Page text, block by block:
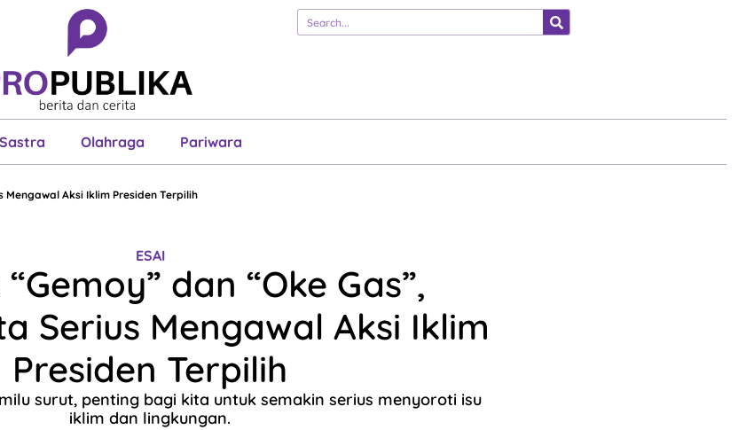
Sastra Olahraga Pariwara
Cerita Esai Justisia
Pariwara
Mengawal Aksi Iklim Presiden Terpilih
ESAI
dan “Oke Gas”,
Serius Mengawal Aksi Iklim
Presiden Terpilih
surut, penting bagi kita untuk semakin serius menyoroti isu
iklim dan lingkungan.